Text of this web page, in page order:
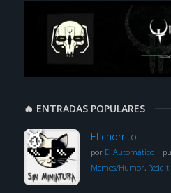
🔥 ENTRADAS POPULARES
El chorrito
por El Automático|
Memes/Humor, Reddit